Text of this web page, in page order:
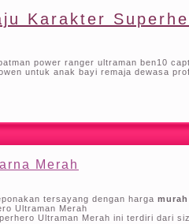
Karakter
power ranger ultraman ben10
untuk anak bayi remaja dewasa
Merah
tersayang dengan harga murah
Ultraman Merah
Ultraman Merah ini terdiri dari